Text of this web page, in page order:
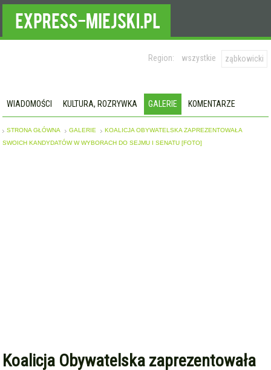
Region: wszystkie ząbkowicki
WIADOMOŚCI KULTURA, ROZRYWKA GALERIE KOMENTARZE
STRONA GŁÓWNA GALERIE
KOALICJA OBYWATELSKA ZAPREZENTOWAŁA
SWOICH KANDYDATÓW W WYBORACH DO SEJMU I SENATU [FOTO]
Koalicja Obywatelska zaprezentowała